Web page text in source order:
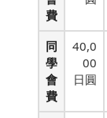
費
同
學
會
費
40,0
00
日圓